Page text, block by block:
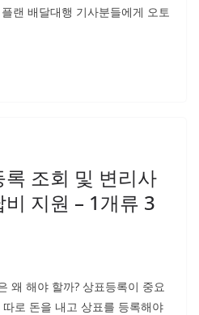
랜 배달대행 기사분들에게 오토
조회 및 변리사
지원 – 1개류 3
왜 해야 할까? 상표등록이 중요
로 돈을 내고 상표를 등록해야